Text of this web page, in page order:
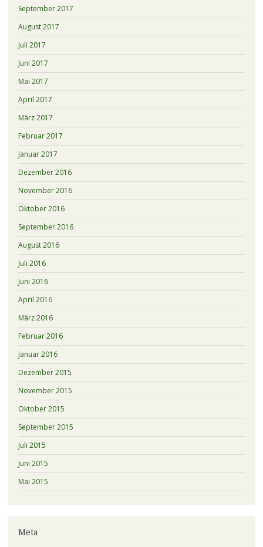
September 2017
August 2017
Juli 2017
Juni 2017
Mai 2017
April 2017
März 2017
Februar 2017
Januar 2017
Dezember 2016
November 2016
Oktober 2016
September 2016
August 2016
Juli 2016
Juni 2016
April 2016
März 2016
Februar 2016
Januar 2016
Dezember 2015
November 2015
Oktober 2015
September 2015
Juli 2015
Juni 2015
Mai 2015
Meta